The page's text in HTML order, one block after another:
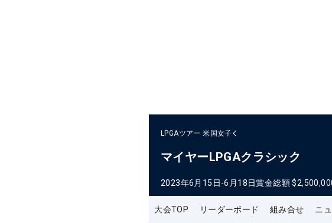
LPGAツアー 米国女子
マイヤーLPGAクラシック
2023年6月15日-6月18日賞金総額
大会TOP リーダーボード 組み合せ ニ